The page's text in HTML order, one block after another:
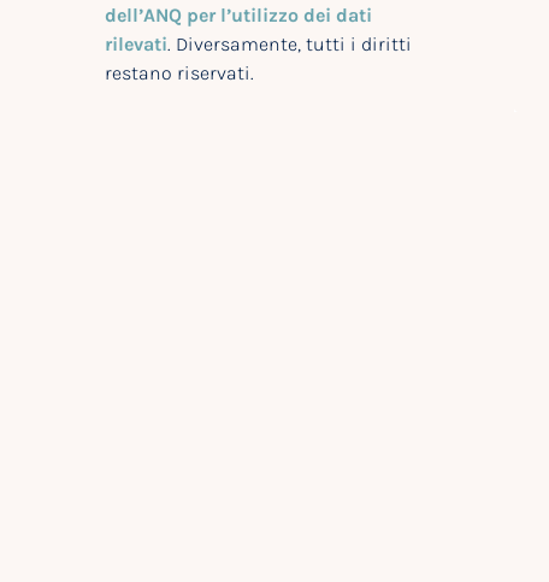
dell’ANQ per l’utilizzo dei dati
rilevati. Diversamente, tutti i diritti
restano riservati.